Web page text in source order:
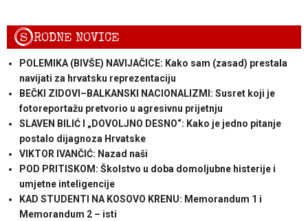
SRODNE NOVICE
POLEMIKA (BIVŠE) NAVIJAČICE: Kako sam (zasad) prestala
navijati za hrvatsku reprezentaciju
BEČKI ZIDOVI–BALKANSKI NACIONALIZMI: Susret koji je
fotoreportažu pretvorio u agresivnu prijetnju
SLAVEN BILIĆ I „DOVOLJNO DESNO“: Kako je jedno pitanje
postalo dijagnoza Hrvatske
VIKTOR IVANČIĆ: Nazad naši
POD PRITISKOM: Školstvo u doba domoljubne histerije i
umjetne inteligencije
KAD STUDENTI NA KOSOVO KRENU: Memorandum 1 i
Memorandum 2 – isti